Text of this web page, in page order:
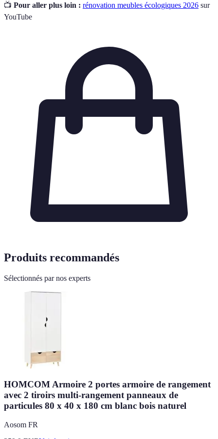
📺 Pour aller plus loin : rénovation meubles écologiques 2026 sur
YouTube
Produits recommandés
Sélectionnés par nos experts
HOMCOM Armoire 2 portes armoire de rangement
avec 2 tiroirs multi-rangement panneaux de
particules 80 x 40 x 180 cm blanc bois naturel
Aosom FR